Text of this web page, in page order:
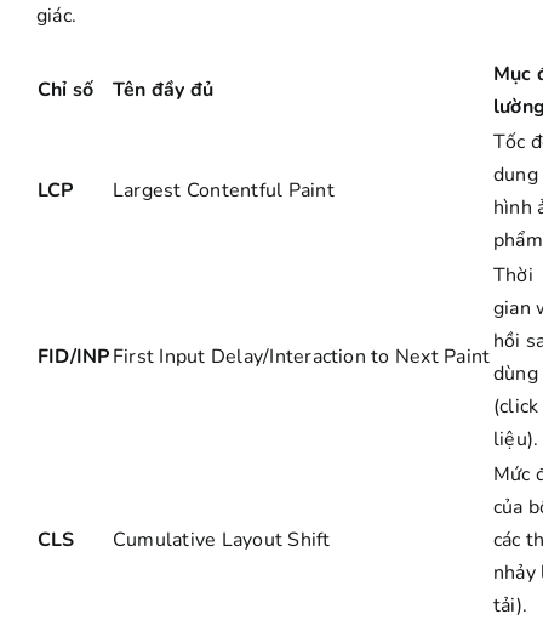
giác.
Chỉ số Tên đầy đủ
Mục
LCP Largest Contentful Paint
Tốc
dung
hình
FID/INPFirst Input Delay/Interaction to Next Paint
Thời
gian
hồi
liệu).
CLS Cumulative Layout Shift
Mức
của
các
nhảy
tải).